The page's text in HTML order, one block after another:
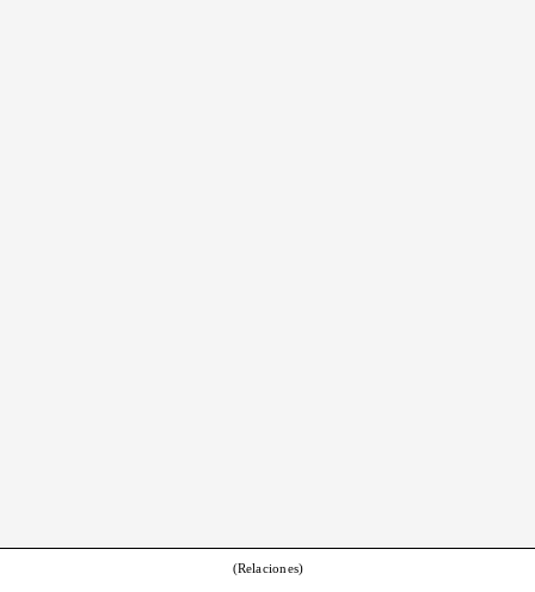
(Relaciones)